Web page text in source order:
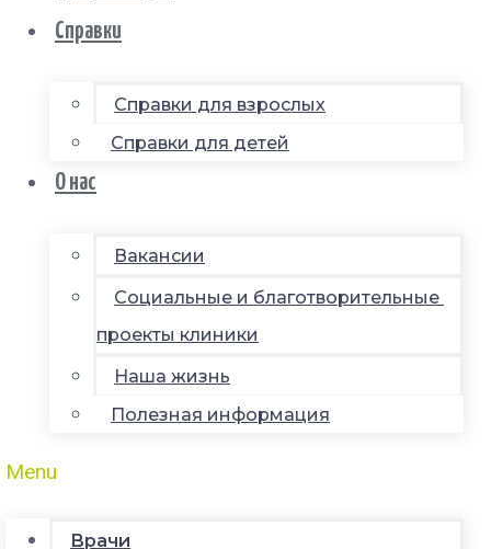
Справки
Справки для взрослых
Справки для детей
О нас
Вакансии
Социальные и благотворительные
проекты клиники
Наша жизнь
Полезная информация
Menu
Врачи